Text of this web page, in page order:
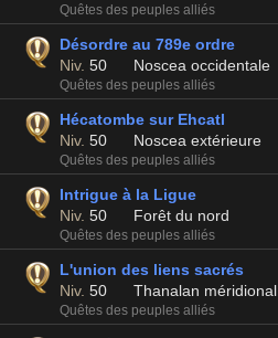
Quêtes des peuples alliés
Désordre au 789e ordre
Niv. 50 Noscea occidentale
Quêtes des peuples alliés
Hécatombe sur Ehcatl
Niv. 50 Noscea extérieure
Quêtes des peuples alliés
Intrigue à la Ligue
Niv. 50 Forêt du nord
Quêtes des peuples alliés
L'union des liens sacrés
Niv. 50 Thanalan méridional
Quêtes des peuples alliés